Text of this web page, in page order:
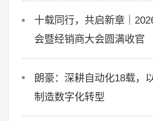
十载同行，共启新章｜
会暨经销商大会圆满收官
朗豪：深耕自动化18载，
制造数字化转型